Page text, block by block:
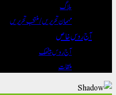
بلاگ
مہمان تحریریں / منتخب تحریریں
آج روس خاص
آج روس بیٹھک
ملقات